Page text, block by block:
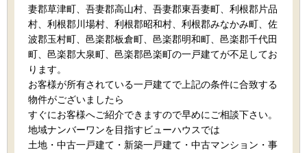
妻郡草津町、吾妻郡高山村、吾妻郡東吾妻町、利根郡片品
村、利根郡川場村、利根郡昭和村、利根郡みなかみ町、佐
波郡玉村町、邑楽郡板倉町、邑楽郡明和町、邑楽郡千代田
町、邑楽郡大泉町、邑楽郡邑楽町の一戸建てが不足してお
ります。
お客様が所有されている一戸建てで上記の条件に合致する
物件がございましたら
すぐにお客様へご紹介できますので早めにご相談下さい。
地域ナンバーワンを目指すビューハウスでは
土地・中古一戸建て・新築一戸建て・中古マンション・事